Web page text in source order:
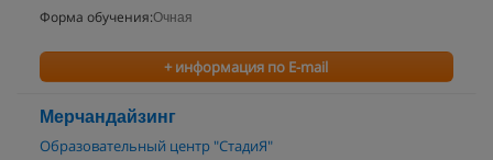
Форма обучения:Очная
+ информация по E-mail
Мерчандайзинг
Образовательный центр "СтадиЯ"